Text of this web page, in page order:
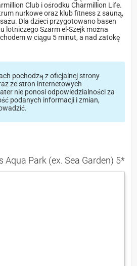
Club i ośrodku Charmillion Life.
nurkowe oraz klub fitness z sauną,
Dla dzieci przygotowano basen
lotniczego Szarm el-Szejk można
w ciągu 5 minut, a nad zatokę
pochodzą z oficjalnej strony
ze stron internetowych
nie ponosi odpowiedzialności za
podanych informacji i zmian,
Aqua Park (ex. Sea Garden) 5*